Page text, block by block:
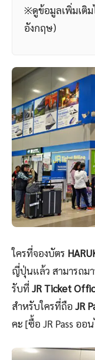
※ดูข้อมูลเพิ่มเติม
อังกฤษ)
ใครที่จองบัตร
ญี่ปุ่นแล้ว สามารถม
รับที่JR Ticket
สำหรับใครที่ถือJR
คะ [ซื้อ JR Pass ออ